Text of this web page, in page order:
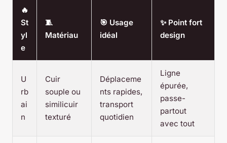
🔥
St
yl
e
🧵
Matériau
🎯 Usage
idéal
✨ Point fort
design
U
rb
ai
n
Cuir
souple ou
similicuir
texturé
Déplaceme
nts rapides,
transport
quotidien
Ligne
épurée,
passe-
partout
avec tout